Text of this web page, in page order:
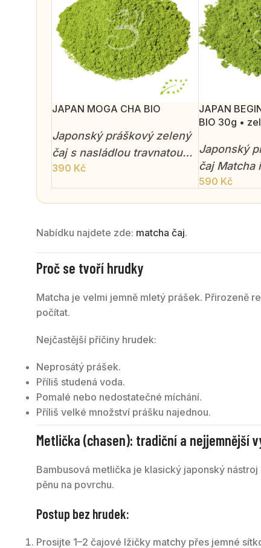
JAPAN MOGA CHA BIO
Japonský práškový zelený
čaj s nasládlou travnatou
chutí a jemnější hořkostí
než klasická matcha.
390 Kč
JAPAN
BIO 30g •
Japonský
čaj Matcha
začátečníky
travnatou
590 Kč
Nabídku najdete zde: matcha čaj.
Proč se tvoří hrudky
Matcha je velmi jemně mletý prášek. Přirozeně
počítat.
Nejčastější příčiny hrudek:
Neprosátý prášek.
Příliš studená voda.
Pomalé nebo nedostatečné míchání.
Příliš velké množství prášku najednou.
Metlička (chasen): tradiční a nejjemnější
Bambusová metlička je klasický japonský
pěnu na povrchu.
Postup bez hrudek:
Prosijte 1–2 čajové lžičky matchy přes jemné